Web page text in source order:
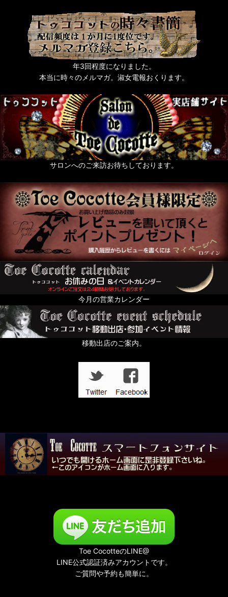
年3回程度になりました。
本当に時々のメルマガ。淑女電報おくります。
サロンへのご来訪お待ちしております。
今月の営業カレンダー
移動出店のご案内。
Toe CocotteのLINE@
LINE公式認証済みアカウントです。
ご質問や予約も簡単に。